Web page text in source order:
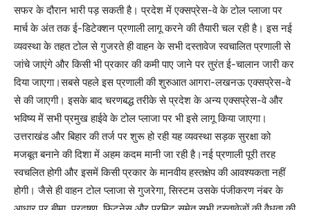
सफर के दौरान भारी पड़ सकती है। प्रदेश में एक्सप्रेस-वे के टोल प्लाजा पर
मार्च के अंत तक ई-डिटेक्शन प्रणाली लागू करने की तैयारी चल रही है। इस नई
व्यवस्था के तहत टोल से गुजरते ही वाहन के सभी दस्तावेज स्वचालित प्रणाली से
जांचे जाएंगे और किसी भी प्रकार की कमी पाए जाने पर तुरंत ई-चालान जारी कर
दिया जाएगा।सबसे पहले इस प्रणाली की शुरुआत आगरा-लखनऊ एक्सप्रेस-वे
से की जाएगी। इसके बाद चरणबद्ध तरीके से प्रदेश के अन्य एक्सप्रेस-वे और
भविष्य में सभी प्रमुख हाईवे के टोल प्लाजा पर भी इसे लागू किया जाएगा।
उत्तराखंड और बिहार की तर्ज पर शुरू हो रही यह व्यवस्था सड़क सुरक्षा को
मजबूत बनाने की दिशा में अहम कदम मानी जा रही है।नई प्रणाली पूरी तरह
स्वचलित होगी और इसमें किसी प्रकार के मानवीय हस्तक्षेप की आवश्यकता नहीं
होगी। जैसे ही वाहन टोल प्लाजा से गुजरेगा, सिस्टम उसके पंजीकरण नंबर के